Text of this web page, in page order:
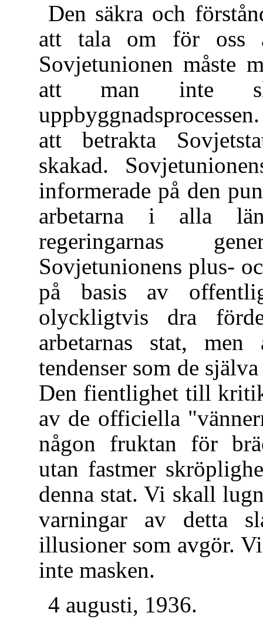
Den säkra och
att tala om för oss
Sovjetunionen måste
att man inte
att betrakta
skakad.
informerade på den
arbetarna i alla
regeringarnas
Sovjetunionens plus-
på basis av
olyckligtvis dra
arbetarnas stat,
tendenser som de
Den fientlighet till
av de officiella
någon fruktan för
utan fastmer
denna stat. Vi skall
varningar av detta
illusioner som avgör.
inte masken.
4 augusti, 1936.